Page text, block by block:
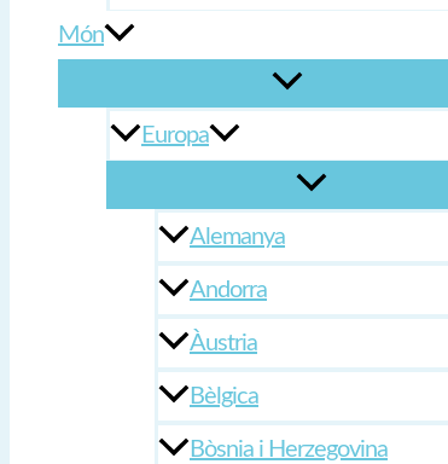
Món
Europa
Alemanya
Andorra
Àustria
Bèlgica
Bòsnia i Herzegovina